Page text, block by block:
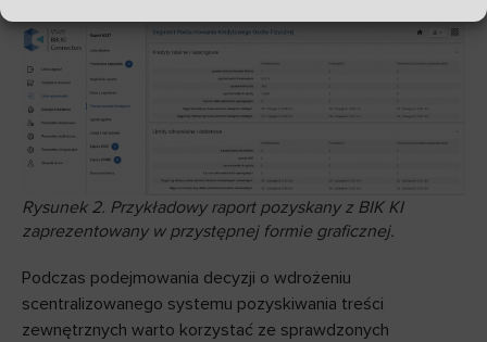
Rysunek 2. Przykładowy raport pozyskany z BIK KI
zaprezentowany w przystępnej formie graficznej.
Podczas podejmowania decyzji o wdrożeniu
scentralizowanego systemu pozyskiwania treści
zewnętrznych warto korzystać ze sprawdzonych